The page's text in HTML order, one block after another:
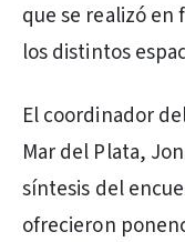
que se realizó
los distintos
El coordinador
Mar del Plata,
síntesis del
ofrecieron